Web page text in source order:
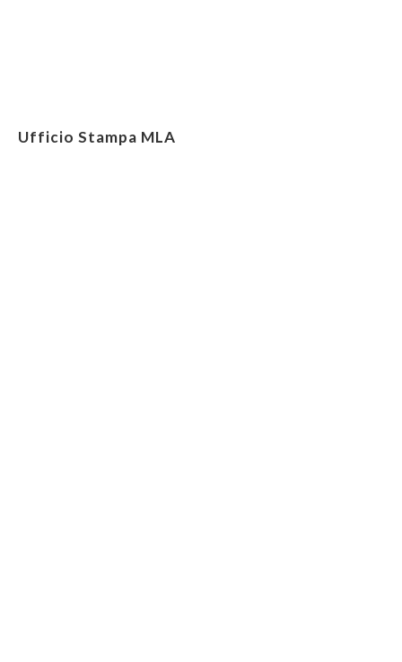
Ufficio Stampa MLA